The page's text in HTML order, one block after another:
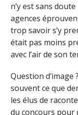
n’y est sans
agences
trop savoir s’y
était pas moins
avec l’air de son
Question d’image
souvent ce que
les élus de
du concours pour